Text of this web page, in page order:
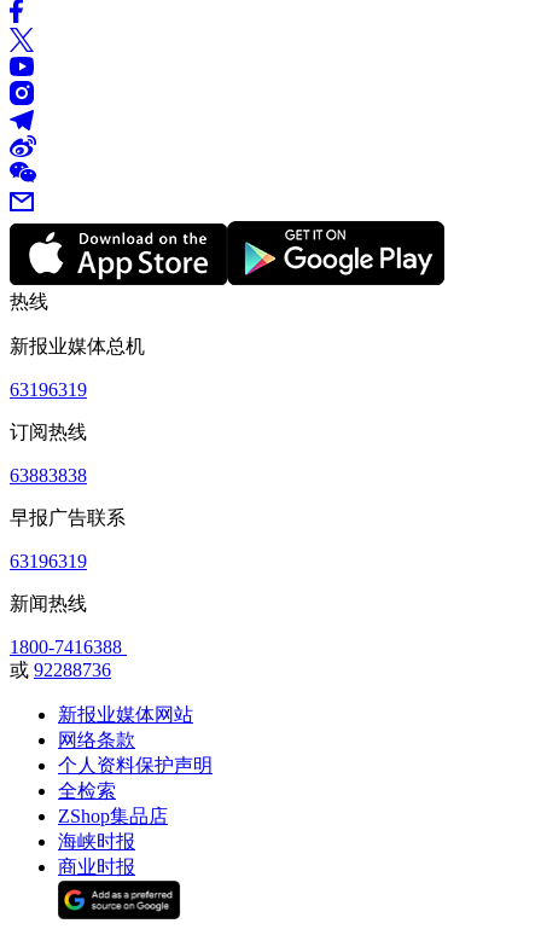
热线
新报业媒体总机
63196319
订阅热线
63883838
早报广告联系
63196319
新闻热线
1800-7416388
或 92288736
新报业媒体网站
网络条款
个人资料保护声明
全检索
ZShop集品店
海峡时报
商业时报